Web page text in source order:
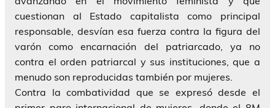
cuestionan al Estado capitalista como principal
responsable, desvían esa fuerza contra la figura del
varón como encarnación del patriarcado, ya no
contra el orden patriarcal y sus instituciones, que a
menudo son reproducidas también por mujeres.
Contra la combatividad que se expresó desde el